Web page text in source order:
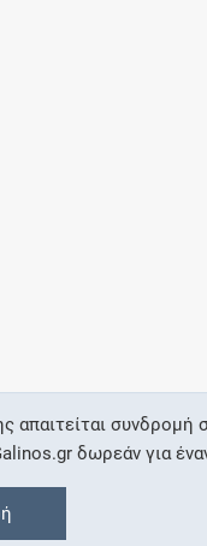
συνδρομή
δωρεάν για